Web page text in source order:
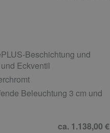
Beschichtung und
Eckventil
Beleuchtung 3 cm und
ca. 1.138,00 €